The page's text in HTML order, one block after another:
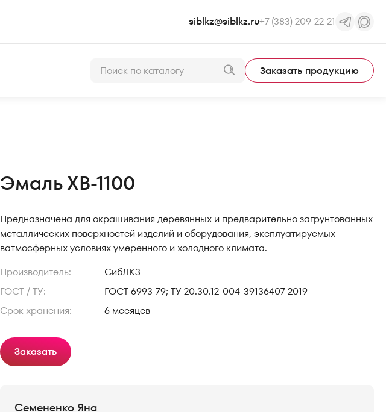
siblkz@siblkz.ru+7 (383) 209-22-21
Заказать продукцию
Эмаль ХВ-1100
Предназначена для окрашивания деревянных и предварительно загрунтованных
металлических поверхностей изделий и оборудования, эксплуатируемых
ватмосферных условиях умеренного и холодного климата.
Производитель:
СибЛКЗ
ГОСТ / ТУ:
ГОСТ 6993-79; ТУ 20.30.12-004-39136407-2019
Срок хранения:
6 месяцев
Заказать
Семененко Яна